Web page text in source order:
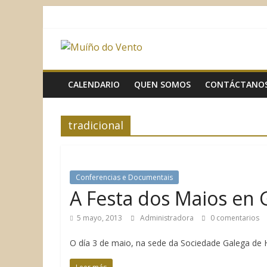
contenido
Muíño
do
Vento
CALENDARIO QUEN SOMOS
tradicional
Conferencias e Documentais
A Festa dos Maios en
5 mayo, 2013 Administradora 0 comentarios
O día 3 de maio, na sede da Sociedade Galega